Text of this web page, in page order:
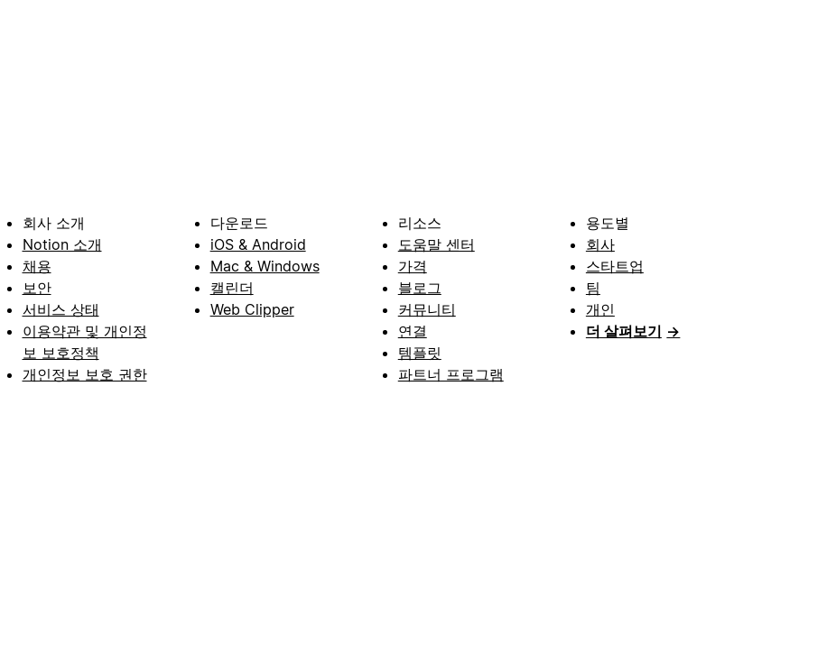
회사 소개
Notion 소개
채용
보안
서비스 상태
이용약관 및 개인정
보 보호정책
개인정보 보호 권한
다운로드
iOS & Android
Mac & Windows
캘린더
Web Clipper
리소스
도움말 센터
가격
블로그
커뮤니티
연결
템플릿
파트너 프로그램
용도별
회사
스타트업
팀
개인
더 살펴보기 →